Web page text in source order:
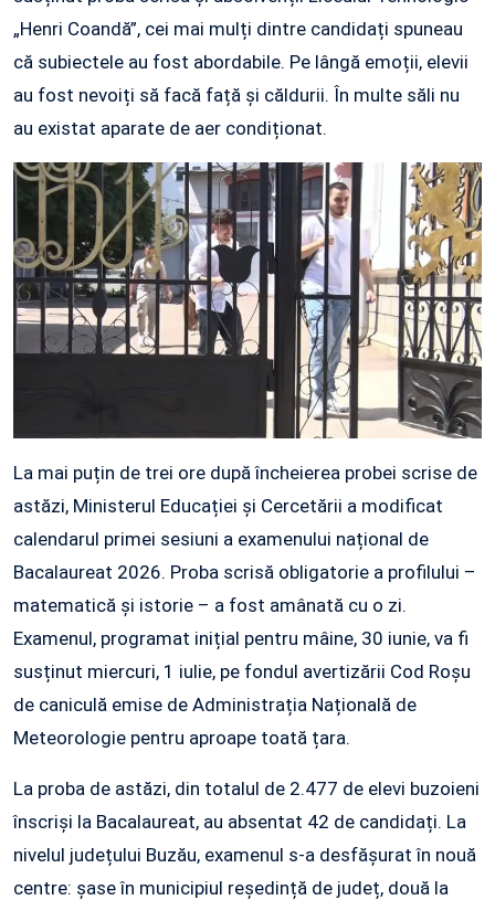
„Henri Coandă”, cei mai mulți dintre candidați spuneau
că subiectele au fost abordabile. Pe lângă emoții, elevii
au fost nevoiți să facă față și căldurii. În multe săli nu
au existat aparate de aer condiționat.
La mai puțin de trei ore după încheierea probei scrise de
astăzi, Ministerul Educației și Cercetării a modificat
calendarul primei sesiuni a examenului național de
Bacalaureat 2026. Proba scrisă obligatorie a profilului –
matematică și istorie – a fost amânată cu o zi.
Examenul, programat inițial pentru mâine, 30 iunie, va fi
susținut miercuri, 1 iulie, pe fondul avertizării Cod Roșu
de caniculă emise de Administrația Națională de
Meteorologie pentru aproape toată țara.
La proba de astăzi, din totalul de 2.477 de elevi buzoieni
înscriși la Bacalaureat, au absentat 42 de candidați. La
nivelul județului Buzău, examenul s‑a desfășurat în nouă
centre: șase în municipiul reședință de județ, două la